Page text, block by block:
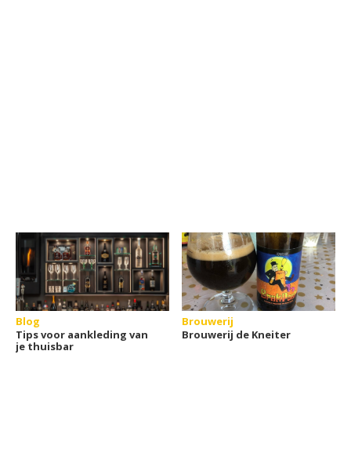
Blog
Tips voor aankleding van
je thuisbar
Brouwerij
Brouwerij de Kneiter